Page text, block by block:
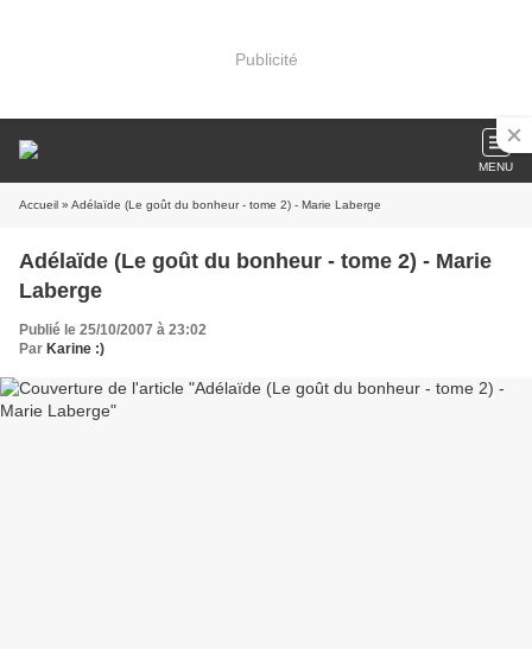
Publicité
MENU
Accueil » Adélaïde (Le goût du bonheur - tome 2) - Marie Laberge
Adélaïde (Le goût du bonheur - tome 2) - Marie
Laberge
Publié le 25/10/2007 à 23:02
Par Karine :)